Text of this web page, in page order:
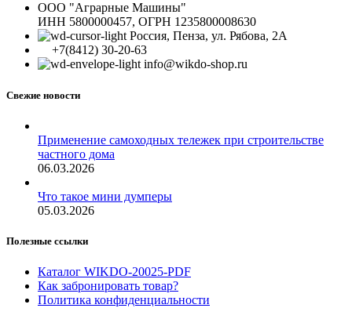
ООО "Аграрные Машины"
ИНН 5800000457, ОГРН 1235800008630
Россия, Пенза, ул. Рябова, 2А
+7(8412) 30-20-63
info@wikdo-shop.ru
Свежие новости
Применение самоходных тележек при строительстве
частного дома
06.03.2026
Что такое мини думперы
05.03.2026
Полезные ссылки
Каталог WIKDO-20025-PDF
Как забронировать товар?
Политика конфиденциальности